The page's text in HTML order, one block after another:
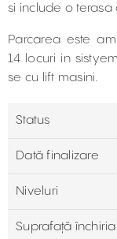
si include o terasa
Parcarea este
14 locuri in
se cu lift masini.
Status
Dată finalizare
Niveluri
Suprafață